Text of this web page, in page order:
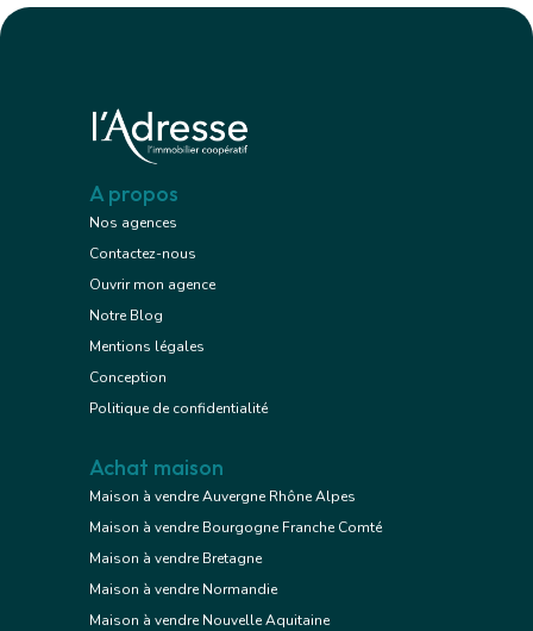
A propos
Nos agences
Contactez-nous
Ouvrir mon agence
Notre Blog
Mentions légales
Conception
Politique de confidentialité
Achat maison
Maison à vendre Auvergne Rhône Alpes
Maison à vendre Bourgogne Franche Comté
Maison à vendre Bretagne
Maison à vendre Normandie
Maison à vendre Nouvelle Aquitaine